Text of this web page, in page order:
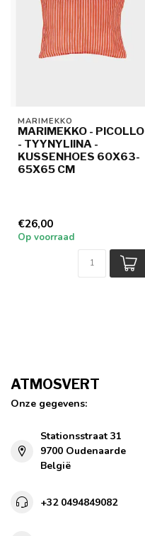
MARIMEKKO
MARIMEKKO - PICOLLO
- TYYNYLIINA -
KUSSENHOES 60X63-
65X65 CM
€26,00
Op voorraad
ATMOSVERT
Onze gegevens:
Stationsstraat 31
9700 Oudenaarde
België
+32 0494849082